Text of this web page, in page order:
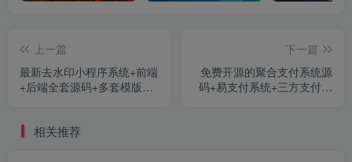
上一篇
最新去水印小程序系统+前端
+后端全套源码+多套模版
下一篇
免费开源的聚合支付系统源
码+易支付系统+三方支付系
相关推荐